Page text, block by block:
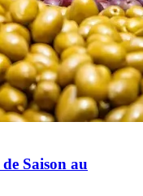
Saison au